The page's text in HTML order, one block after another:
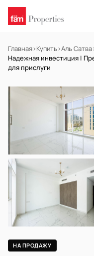
Главная›Купить›Аль Сатва
Надежная инвестиция |
для прислуги
НА ПРОДАЖУ Off-plan
НА ПРОДАЖУ